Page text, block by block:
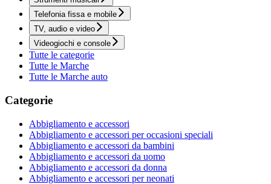
Telefonia fissa e mobile
TV, audio e video
Videogiochi e console
Tutte le categorie
Tutte le Marche
Tutte le Marche auto
Categorie
Abbigliamento e accessori
Abbigliamento e accessori per occasioni speciali
Abbigliamento e accessori da bambini
Abbigliamento e accessori da uomo
Abbigliamento e accessori da donna
Abbigliamento e accessori per neonati